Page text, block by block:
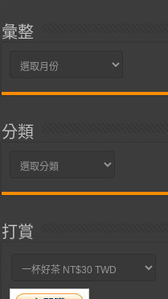
彙整
彙
分類
分
打賞